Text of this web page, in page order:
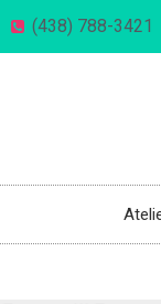
(438) 788-3421